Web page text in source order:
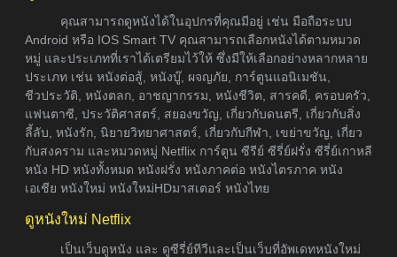
คุณสามารถดูหนังได้ในอุปกรที่คุณมีอยู่ เช่น มือถือระบบ
Android หรือ IOS Smart TV คุณสามารถเลือกหนังได้ตามหมวด
หมู่ และประเภทที่เราได้เตรียมไว้ให้ ซึ่งมีให้เลือกอย่างหลากหลาย
ประเภท เช่น หนังต่อสู้, หนังบู๊, ผจญภัย, การ์ตูนแอนิเมชัน,
ชีวประวัติ, หนังตลก, อาชญากรรม, หนังชีวิต, สารคดี, ครอบครัว,
แฟนตาซี, ประวัติศาสตร์, สยองขวัญ, เกี่ยวกับดนตรี, เกี่ยวกับสิ่ง
ลี้ลับ, หนังรัก, นิยายวิทยาศาสตร์, เกี่ยวกับกีฬา, เขย่าขวัญ, เกี่ยว
กับสงคราม และหมวดหมู่ Netflix การ์ตูน ซีรีย์ ซีรี่ย์ฝรั่ง ซีรี่ย์เกาหลี
หนัง HD หนังทั้งหมด หนังฝรั่ง หนังภาคต่อ หนังไตรภาค หนัง
เอเชีย หนังใหม่ หนังใหม่HDมาสเตอร์ หนังไทย
ดูหนังใหม่ Netflix
เป็นเว็บดูหนัง และ ดูซีรี่ย์ทีวีและเป็นเว็บที่อัพเดทหนังใหม่